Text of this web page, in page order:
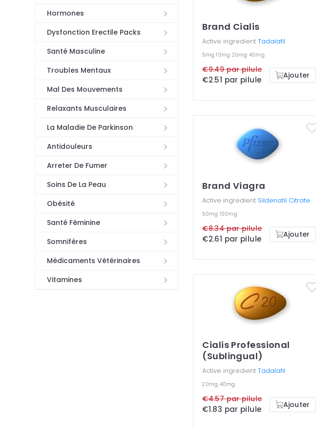
Hormones
Dysfonction Erectile Packs
Santé Masculine
Troubles Mentaux
Mal Des Mouvements
Relaxants Musculaires
La Maladie De Parkinson
Antidouleurs
Arreter De Fumer
Soins De La Peau
Obésité
Santé Féminine
Somnifères
Médicaments Vétérinaires
Vitamines
Brand Cialis
Active ingredient Tadalafil
5mg10mg 20mg 40mg
€9.49 par pilule
€2.51 par pilule Ajouter
Brand Viagra
Active ingredient Sildenafil Citrate
50mg 100mg
€8.34 par pilule
€2.61 par pilule Ajouter
Cialis Professional
(Sublingual)
Active ingredient Tadalafil
20mg 40mg
€4.57 par pilule
€1.83 par pilule Ajouter